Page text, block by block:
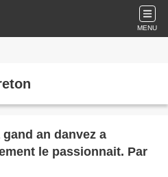
MENU
an danvez a
le passionnait. Par